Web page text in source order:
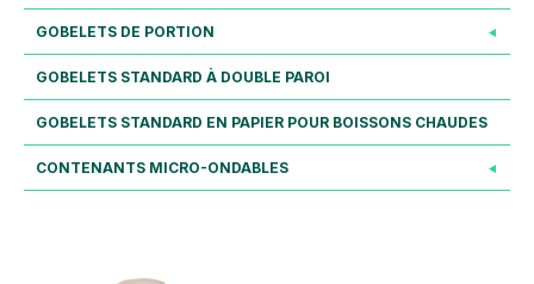
GOBELETS DE PORTION
GOBELETS STANDARD À DOUBLE PAROI
GOBELETS STANDARD EN PAPIER POUR BOISSONS CHAUDES
CONTENANTS MICRO-ONDABLES